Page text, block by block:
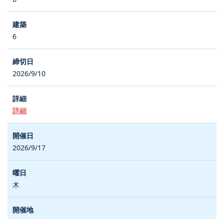
6
2026/9/10
詳細
2026/9/17
木